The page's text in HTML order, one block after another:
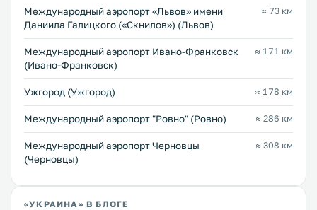
Междунарoдный аэропорт «Львов» имени
Даниила Галицкого («Скнилов») (Львов)
≈ 73 км
Международный аэропорт Ивано-Франковск
(Ивано-Франковск)
≈ 171 км
Ужгород (Ужгород) ≈ 178 км
Междунарoдный аэропорт "Ровно" (Ровно) ≈ 286 км
Международный аэропорт Черновцы
(Черновцы)
≈ 308 км
«УКРАИНА» В БЛОГЕ